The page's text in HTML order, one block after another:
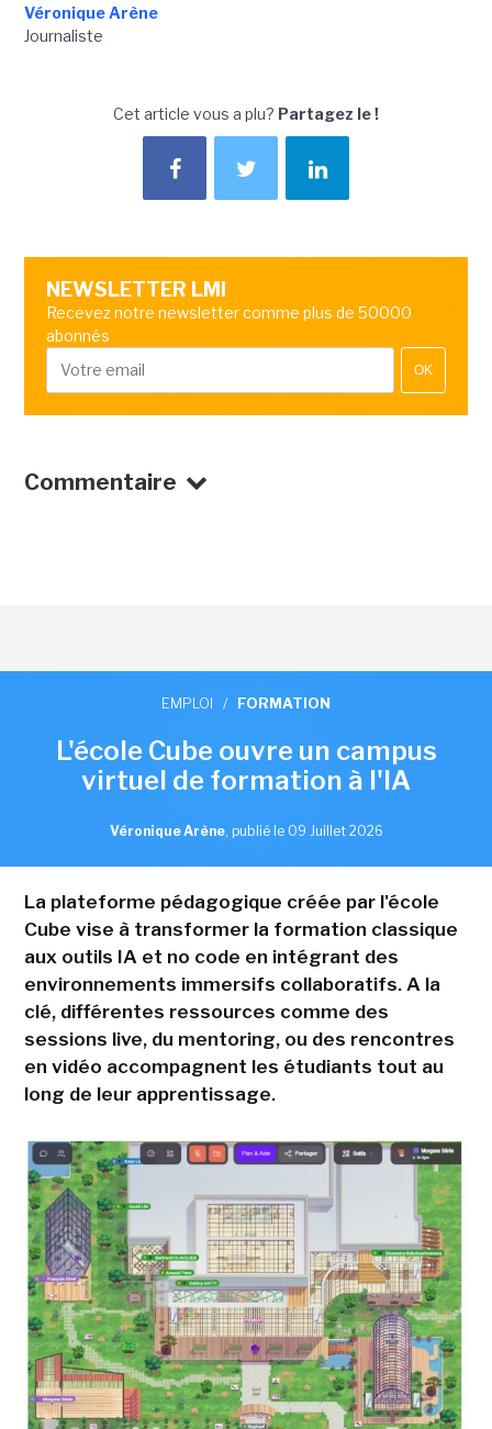
Véronique Arène
Journaliste
Cet article vous a plu? Partagez le !
NEWSLETTER LMI
Recevez notre newsletter comme plus de 50000
abonnés
OK
Commentaire
EMPLOI / FORMATION
L'école Cube ouvre un campus
virtuel de formation à l'IA
Véronique Arène, publié le 09 Juillet 2026
La plateforme pédagogique créée par l'école
Cube vise à transformer la formation classique
aux outils IA et no code en intégrant des
environnements immersifs collaboratifs. A la
clé, différentes ressources comme des
sessions live, du mentoring, ou des rencontres
en vidéo accompagnent les étudiants tout au
long de leur apprentissage.